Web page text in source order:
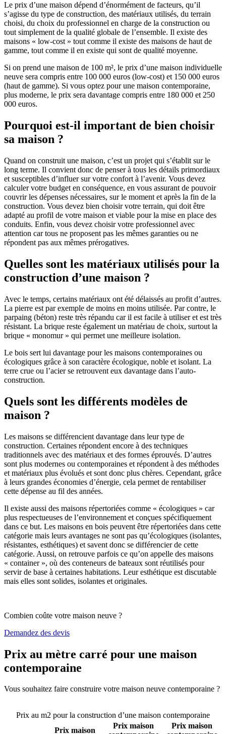
Le prix d’une maison dépend d’énormément de facteurs, qu’il
s’agisse du type de construction, des matériaux utilisés, du terrain
choisi, du choix du professionnel en charge de la construction ou
tout simplement de la qualité globale de l’ensemble. Il existe des
maisons « low-cost » tout comme il existe des maisons de haut de
gamme, tout comme il en existe qui sont de qualité moyenne.
Si on prend une maison de 100 m², le prix d’une maison individuelle
neuve sera compris entre 100 000 euros (low-cost) et 150 000 euros
(haut de gamme). Si vous optez pour une maison contemporaine,
plus moderne, le prix sera davantage compris entre 180 000 et 250
000 euros.
Pourquoi est-il important de bien choisir
sa maison ?
Quand on construit une maison, c’est un projet qui s’établit sur le
long terme. Il convient donc de penser à tous les détails primordiaux
et susceptibles d’influer sur votre confort à l’avenir. Vous devez
calculer votre budget en conséquence, en vous assurant de pouvoir
couvrir les dépenses nécessaires, sur le moment et après la fin de la
construction. Vous devez bien choisir votre terrain, qui doit être
adapté au profil de votre maison et viable pour la mise en place des
conduits. Enfin, vous devez choisir votre professionnel avec
attention car tous ne proposent pas les mêmes garanties ou ne
répondent pas aux mêmes prérogatives.
Quelles sont les matériaux utilisés pour la
construction d’une maison ?
Avec le temps, certains matériaux ont été délaissés au profit d’autres.
La pierre est par exemple de moins en moins utilisée. Par contre, le
parpaing (béton) reste très répandu car il est facile à utiliser et est très
résistant. La brique reste également un matériau de choix, surtout la
brique « monomur » qui permet une meilleure isolation.
Le bois sert lui davantage pour les maisons contemporaines ou
écologiques grâce à son caractère écologique, noble et isolant. La
terre crue ou l’acier se retrouvent eux davantage dans l’auto-
construction.
Quels sont les différents modèles de
maison ?
Les maisons se différencient davantage dans leur type de
construction. Certaines répondent encore à des techniques
traditionnels avec des matériaux et des formes éprouvés. D’autres
sont plus modernes ou contemporaines et répondent à des méthodes
et matériaux plus évolués et sont donc plus chères. Cependant, grâce
à leurs grandes économies d’énergie, cela permet de rentabiliser
cette dépense au fil des années.
Il existe aussi des maisons répertoriées comme « écologiques » car
plus respectueuses de l’environnement et conçues spécifiquement
dans ce but. Les maisons en bois peuvent être répertoriées dans cette
catégorie mais leurs avantages ne sont pas qu’écologiques (isolantes,
résistantes, esthétiques) et savent donc se différencier de cette
catégorie. Aussi, on retrouve parfois ce qu’on appelle des maisons
« container », où des conteneurs de bateaux sont réutilisés pour
servir de base à certaines habitations. Leur esthétique est discutable
mais elles sont solides, isolantes et originales.
Combien coûte votre maison neuve ?
Demandez des devis
Prix au mètre carré pour une maison
contemporaine
Vous souhaitez faire construire votre maison neuve contemporaine ?
Prix au m2 pour la construction d’une maison contemporaine
Prix maison
Prix maison
Prix maison